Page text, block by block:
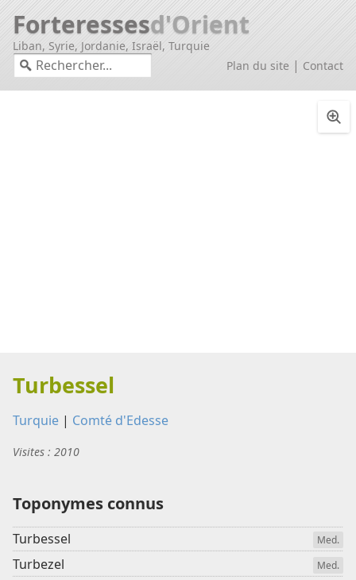
Forteressesd'Orient
Liban, Syrie, Jordanie, Israël, Turquie
Plan du site | Contact
Turbessel
Turquie | Comté d'Edesse
Visites : 2010
Toponymes connus
Turbessel Med.
Turbezel Med.